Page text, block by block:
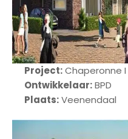
Project:Chaperonne I
Ontwikkelaar:BPD
Plaats:Veenendaal